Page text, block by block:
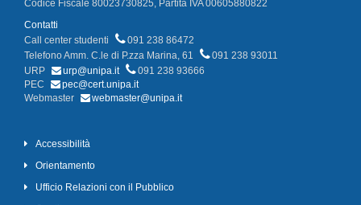
Codice Fiscale 80023730825, Partita IVA 00605880822
Contatti
Call center studenti
091 238 86472
Telefono Amm. C.le di P.zza Marina, 61
091 238 93011
URP
urp@unipa.it
091 238 93666
PEC
pec@cert.unipa.it
Webmaster
webmaster@unipa.it
Accessibilità
Orientamento
Ufficio Relazioni con il Pubblico